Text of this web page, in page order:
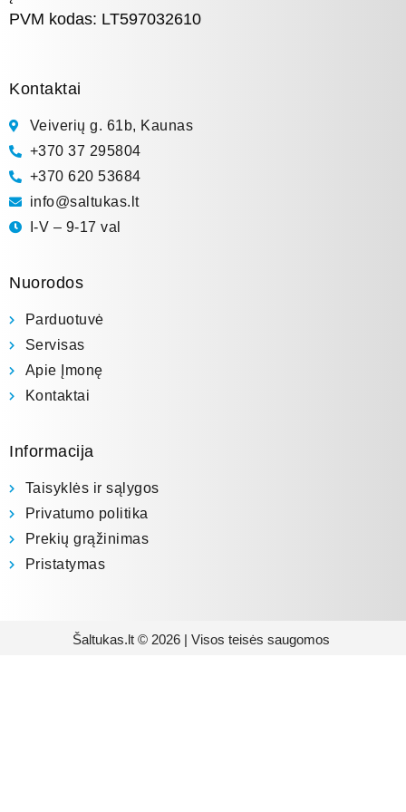
PVM kodas: LT597032610
Kontaktai
Veiverių g. 61b, Kaunas
+370 37 295804
+370 620 53684
info@saltukas.lt
I-V – 9-17 val
Nuorodos
Parduotuvė
Servisas
Apie Įmonę
Kontaktai
Informacija
Taisyklės ir sąlygos
Privatumo politika
Prekių grąžinimas
Pristatymas
Šaltukas.lt © 2026 | Visos teisės saugomos